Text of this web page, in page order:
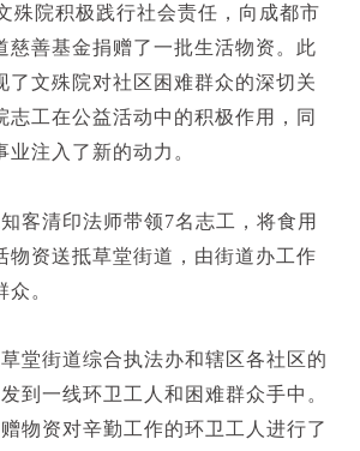
殊院积极践行社会责任，向成都市
慈善基金捐赠了一批生活物资。此
了文殊院对社区困难群众的深切关
志工在公益活动中的积极作用，同
业注入了新的动力。
客清印法师带领7名志工，将食用
物资送抵草堂街道，由街道办工作
众。
堂街道综合执法办和辖区各社区的
到一线环卫工人和困难群众手中。
物资对辛勤工作的环卫工人进行了